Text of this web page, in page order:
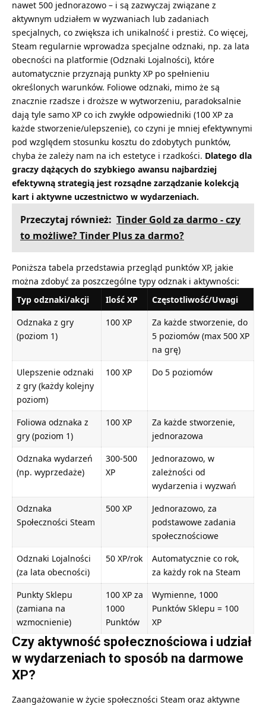
nawet 500 jednorazowo – i są zazwyczaj związane z
aktywnym udziałem w wyzwaniach lub zadaniach
specjalnych, co zwiększa ich unikalność i prestiż. Co więcej,
Steam regularnie wprowadza specjalne odznaki, np. za lata
obecności na platformie (Odznaki Lojalności), które
automatycznie przyznają punkty XP po spełnieniu
określonych warunków. Foliowe odznaki, mimo że są
znacznie rzadsze i droższe w wytworzeniu, paradoksalnie
dają tyle samo XP co ich zwykłe odpowiedniki (100 XP za
każde stworzenie/ulepszenie), co czyni je mniej efektywnymi
pod względem stosunku kosztu do zdobytych punktów,
chyba że zależy nam na ich estetyce i rzadkości. Dlatego dla
graczy dążących do szybkiego awansu najbardziej
efektywną strategią jest rozsądne zarządzanie kolekcją
kart i aktywne uczestnictwo w wydarzeniach.
Przeczytaj również: Tinder Gold za darmo - czy
to możliwe? Tinder Plus za darmo?
Poniższa tabela przedstawia przegląd punktów XP, jakie
można zdobyć za poszczególne typy odznak i aktywności:
Typ odznaki/akcji
Ilość XP
Częstotliwość/Uwagi
Odznaka z gry
(poziom 1)
100 XP
Za każde stworzenie, do
5 poziomów (max 500 XP
na grę)
Ulepszenie odznaki
z gry (każdy kolejny
poziom)
100 XP Do 5 poziomów
Foliowa odznaka z
gry (poziom 1)
100 XP
Za każde stworzenie,
jednorazowa
Odznaka wydarzeń
(np. wyprzedaże)
300-500
XP
Jednorazowo, w
zależności od
wydarzenia i wyzwań
Odznaka
Społeczności Steam
500 XP
Jednorazowo, za
podstawowe zadania
społecznościowe
Odznaki Lojalności
(za lata obecności)
50 XP/rok
Automatycznie co rok,
za każdy rok na Steam
Punkty Sklepu
(zamiana na
wzmocnienie)
100 XP za
1000
Punktów
Wymienne, 1000
Punktów Sklepu = 100
XP
Czy aktywność społecznościowa i udział
w wydarzeniach to sposób na darmowe
XP?
Zaangażowanie w życie społeczności Steam oraz aktywne